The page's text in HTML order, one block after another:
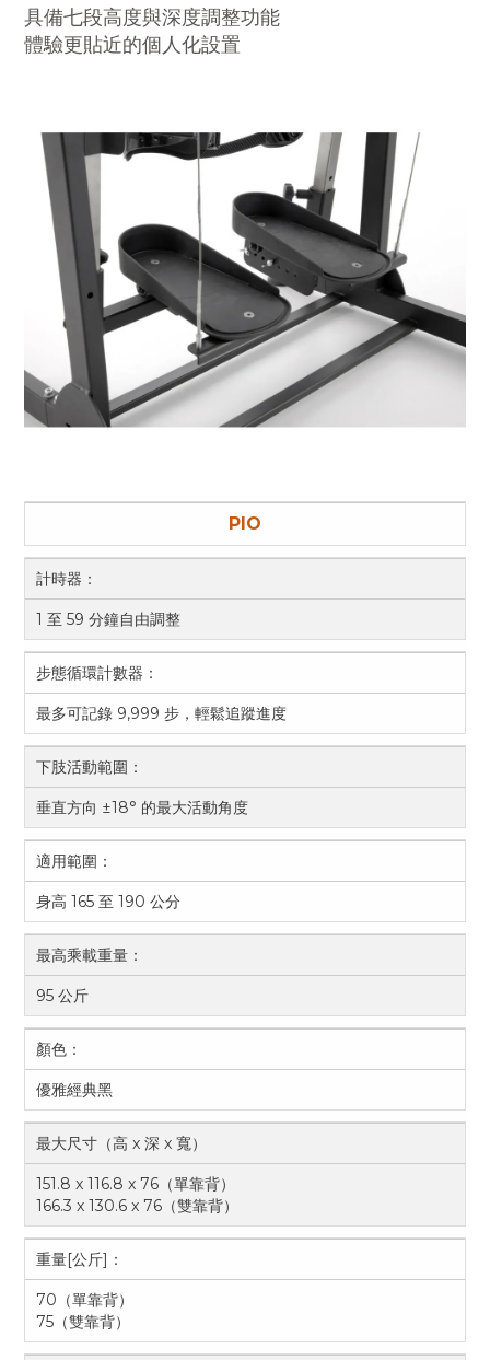
具備七段高度與深度調整功能
體驗更貼近的個人化設置
PIO
計時器：
1 至 59 分鐘自由調整
步態循環計數器：
最多可記錄 9,999 步，輕鬆追蹤進度
下肢活動範圍：
垂直方向 ±18° 的最大活動角度
適用範圍：
身高 165 至 190 公分
最高乘載重量：
95 公斤
顏色：
優雅經典黑
最大尺寸（高 x 深 x 寬）
151.8 x 116.8 x 76（單靠背）
166.3 x 130.6 x 76（雙靠背）
重量[公斤]：
70（單靠背）
75（雙靠背）